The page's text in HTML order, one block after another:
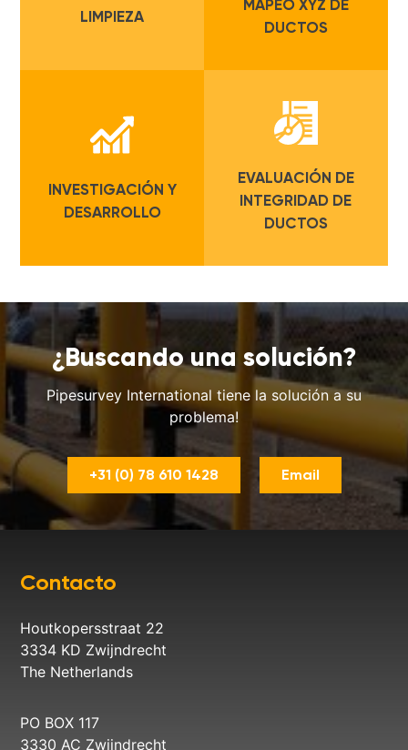
LIMPIEZA
MAPEO XYZ DE
DUCTOS
INVESTIGACIÓN Y
DESARROLLO
EVALUACIÓN DE
INTEGRIDAD DE
DUCTOS
¿Buscando una solución?
Pipesurvey International tiene la solución a su
problema!
+31 (0) 78 610 1428 Email
Contacto
Houtkopersstraat 22
3334 KD Zwijndrecht
The Netherlands
PO BOX 117
3330 AC Zwijndrecht